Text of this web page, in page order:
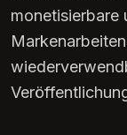
monetisierbare